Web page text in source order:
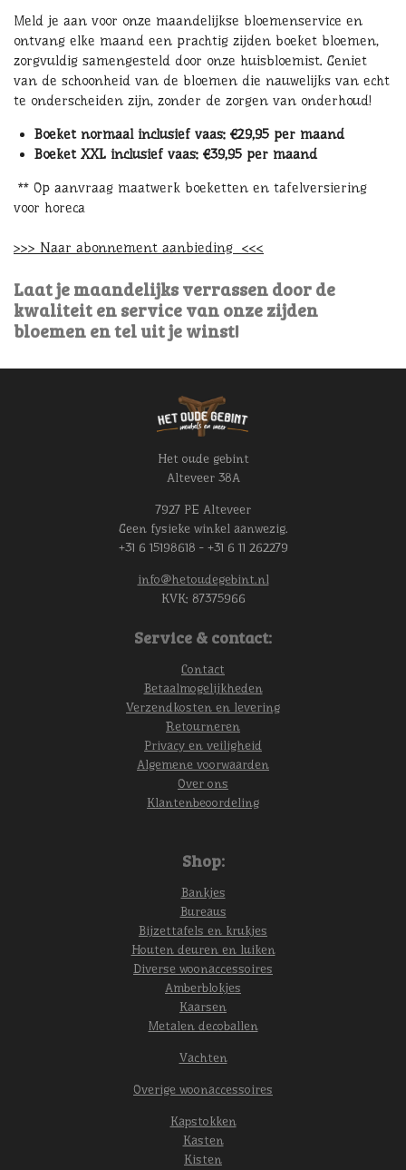
Meld je aan voor onze maandelijkse bloemenservice en
ontvang elke maand een prachtig zijden boeket bloemen,
zorgvuldig samengesteld door onze huisbloemist. Geniet
van de schoonheid van de bloemen die nauwelijks van echt
te onderscheiden zijn, zonder de zorgen van onderhoud!
Boeket normaal inclusief vaas: €29,95 per maand
Boeket XXL inclusief vaas: €39,95 per maand
** Op aanvraag maatwerk boeketten en tafelversiering
voor horeca
>>> Naar abonnement aanbieding <<<
Laat je maandelijks verrassen door de
kwaliteit en service van onze zijden
bloemen en tel uit je winst!
Het oude gebint
Alteveer 38A
7927 PE Alteveer
Geen fysieke winkel aanwezig.
+31 6 15198618 - +31 6 11 262279
info@hetoudegebint.nl
KVK: 87375966
Service & contact:
Contact
Betaalmogelijkheden
Verzendkosten en levering
Retourneren
Privacy en veiligheid
Algemene voorwaarden
Over ons
Klantenbeoordeling
Shop:
Bankjes
Bureaus
Bijzettafels en krukjes
Houten deuren en luiken
Diverse woonaccessoires
Amberblokjes
Kaarsen
Metalen decoballen
Vachten
Overige woonaccessoires
Kapstokken
Kasten
Kisten